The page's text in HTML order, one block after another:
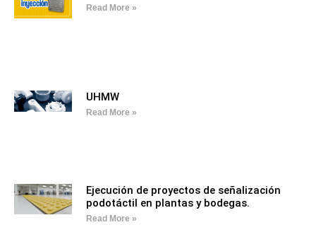
Read More »
UHMW
Read More »
Ejecución de proyectos de señalización
podotáctil en plantas y bodegas.
Read More »